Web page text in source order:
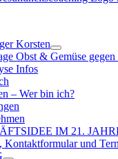
Korsten
Obst & Gemüse
Infos
– Wer bin ich?
IM 21.
Kontaktformular und